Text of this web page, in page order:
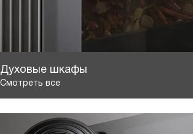
Духовые шкафы
Смотреть все